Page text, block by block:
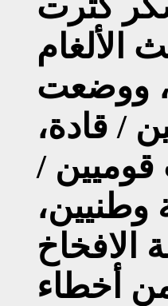
الألغام
ووضعت
/ قادة،
قوميين /
وطنيين،
الافخاخ
أخطاء